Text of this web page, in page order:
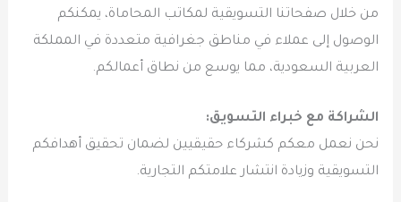
من خلال صفحاتنا التسويقية لمكاتب المحاماة، يمكنكم
الوصول إلى عملاء في مناطق جغرافية متعددة في المملكة
العربية السعودية، مما يوسع من نطاق أعمالكم.
الشراكة مع خبراء التسويق:
نحن نعمل معكم كشركاء حقيقيين لضمان تحقيق أهدافكم
التسويقية وزيادة انتشار علامتكم التجارية.